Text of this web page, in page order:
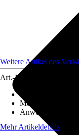
Weitere Artikel des
Art.-Nr.
Montageart
Mehr Artikeldetails